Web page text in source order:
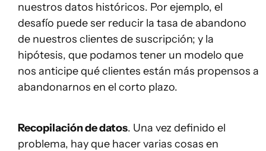
nuestros datos históricos. Por ejemplo, el
desafío puede ser reducir la tasa de abandono
de nuestros clientes de suscripción; y la
hipótesis, que podamos tener un modelo que
nos anticipe qué clientes están más propensos a
abandonarnos en el corto plazo.
Recopilación de datos. Una vez definido el
problema, hay que hacer varias cosas en